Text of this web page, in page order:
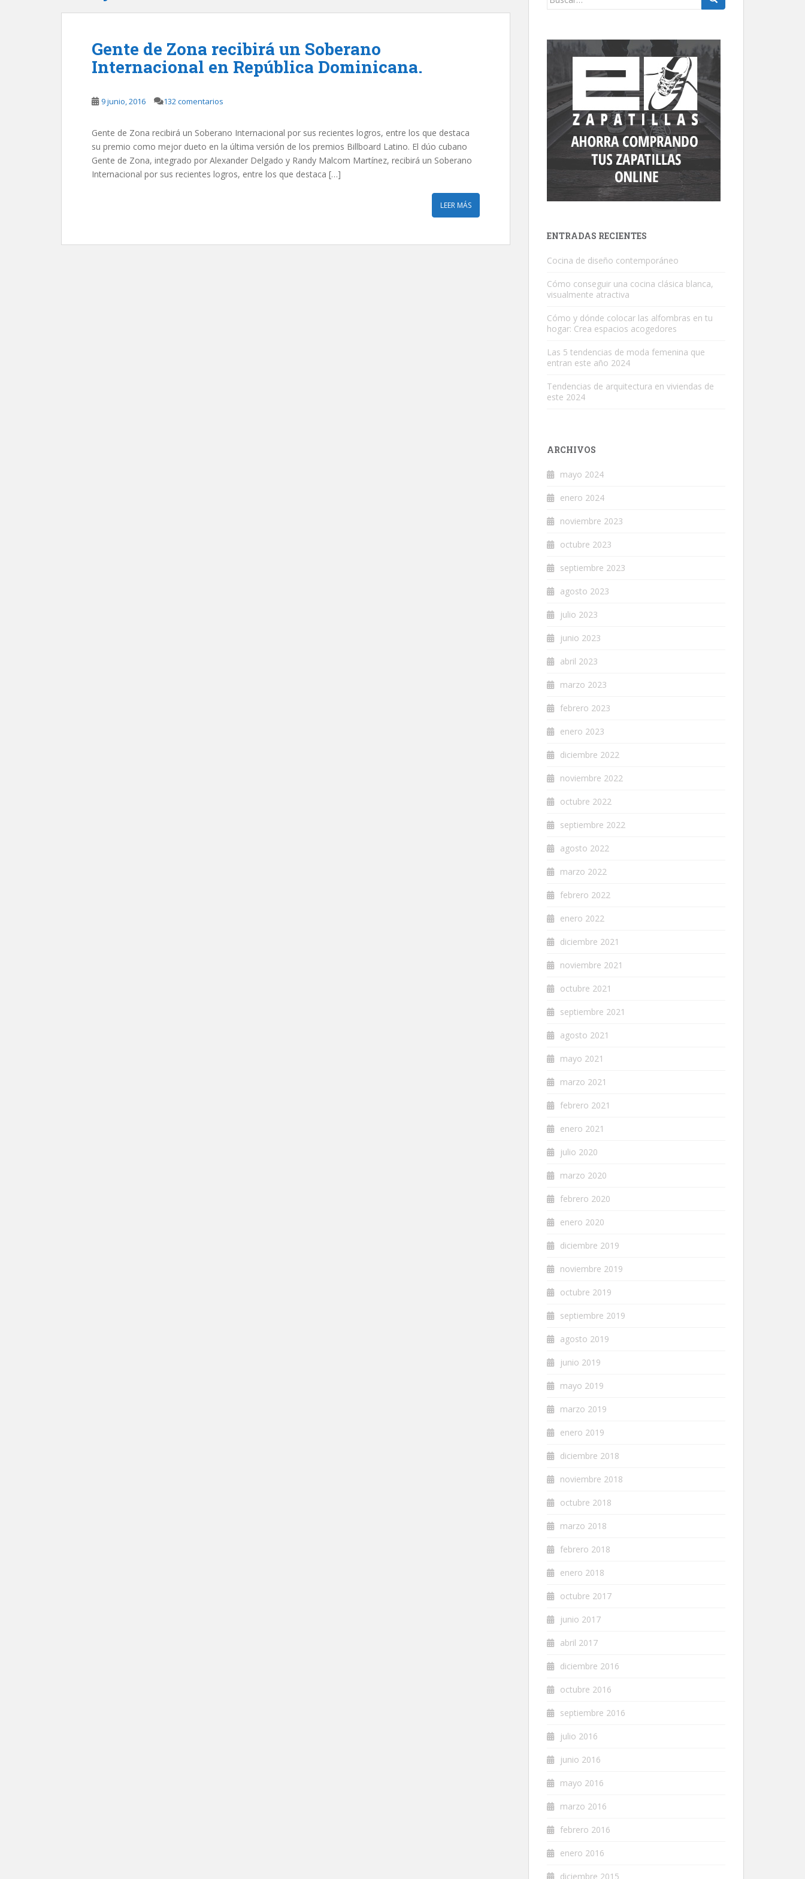
Gente de Zona recibirá un Soberano
Internacional en República Dominicana.
9 junio, 2016 132 comentarios
Gente de Zona recibirá un Soberano Internacional por sus recientes logros, entre los que destaca
su premio como mejor dueto en la última versión de los premios Billboard Latino. El dúo cubano
Gente de Zona, integrado por Alexander Delgado y Randy Malcom Martínez, recibirá un Soberano
Internacional por sus recientes logros, entre los que destaca […]
LEER MÁS
ENTRADAS RECIENTES
Cocina de diseño contemporáneo
Cómo conseguir una cocina clásica blanca,
visualmente atractiva
Cómo y dónde colocar las alfombras en tu
hogar: Crea espacios acogedores
Las 5 tendencias de moda femenina que
entran este año 2024
Tendencias de arquitectura en viviendas de
este 2024
ARCHIVOS
mayo 2024
enero 2024
noviembre 2023
octubre 2023
septiembre 2023
agosto 2023
julio 2023
junio 2023
abril 2023
marzo 2023
febrero 2023
enero 2023
diciembre 2022
noviembre 2022
octubre 2022
septiembre 2022
agosto 2022
marzo 2022
febrero 2022
enero 2022
diciembre 2021
noviembre 2021
octubre 2021
septiembre 2021
agosto 2021
mayo 2021
marzo 2021
febrero 2021
enero 2021
julio 2020
marzo 2020
febrero 2020
enero 2020
diciembre 2019
noviembre 2019
octubre 2019
septiembre 2019
agosto 2019
junio 2019
mayo 2019
marzo 2019
enero 2019
diciembre 2018
noviembre 2018
octubre 2018
marzo 2018
febrero 2018
enero 2018
octubre 2017
junio 2017
abril 2017
diciembre 2016
octubre 2016
septiembre 2016
julio 2016
junio 2016
mayo 2016
marzo 2016
febrero 2016
enero 2016
diciembre 2015